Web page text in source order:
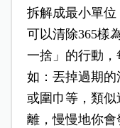
拆解成最小單
可以清除365樣
一捨」的行動，
如：丟掉過期
或圍巾等，類
離，慢慢地你